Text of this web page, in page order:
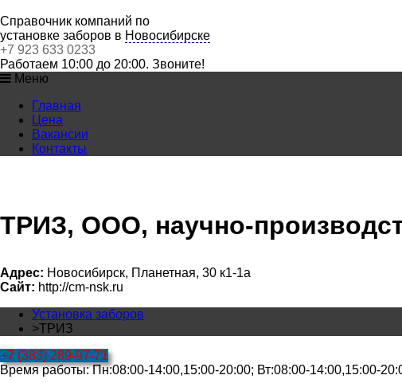
Справочник компаний по
установке заборов в Новосибирске
+7 923 633 0233
Работаем 10:00 до 20:00. Звоните!
Меню
Главная
Цена
Вакансии
Контакты
ТРИЗ, ООО, научно-
Адрес: Новосибирск, Планетная, 30 к1-1а
Сайт: http://cm-nsk.ru
Установка заборов
>ТРИЗ
+7 (383) 289-97-71
Время работы: Пн:08:00-14:00,15:00-20:00; Вт:08:00-14:00,15:00-